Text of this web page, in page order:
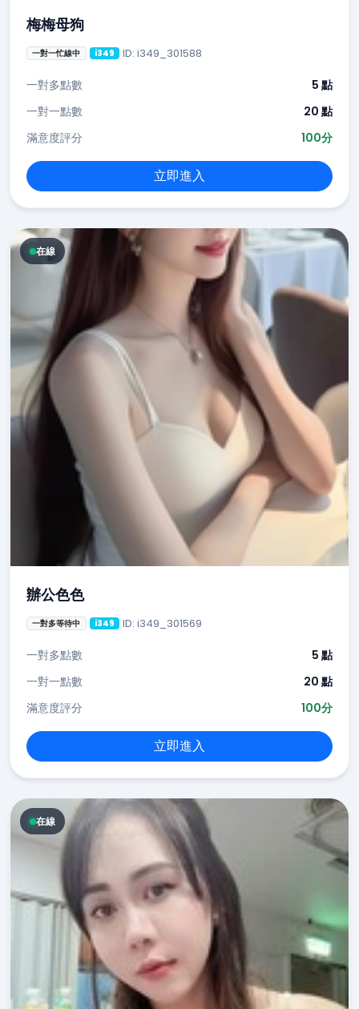
梅梅母狗
一對一忙線中 i349 ID: i349_301588
一對多點數
5 點
一對一點數
20 點
滿意度評分
100分
立即進入
在線
辦公色色
一對多等待中 i349 ID: i349_301569
一對多點數
5 點
一對一點數
20 點
滿意度評分
100分
立即進入
在線